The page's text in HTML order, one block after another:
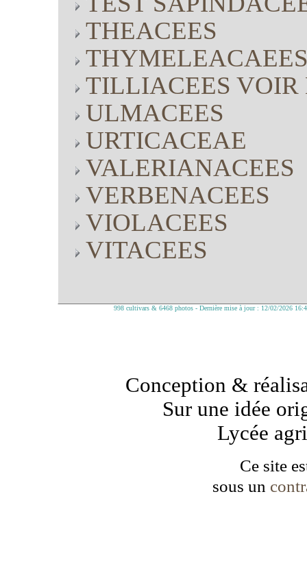
THEACEES
TILLIACEES VOIR
ULMACEES
URTICACEAE
VALERIANACEES
VERBENACEES
VIOLACEES
VITACEES
998 cultivars & 6468 photos - Dernière mise à jour : 12/02/2026
Conception &
Sur une idée
Lycée
Ce site
sous un